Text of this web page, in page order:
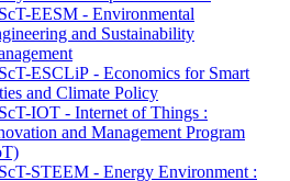
EESM - Environmental
and Sustainability
ESCLiP - Economics for Smart
and Climate Policy
IOT - Internet of Things :
and Management Program
STEEM - Energy Environment :